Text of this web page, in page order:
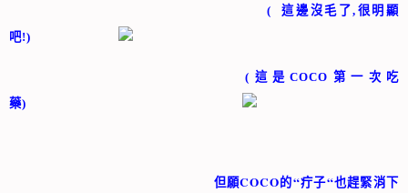
( 這邊沒毛了, 很明顯
吧!)
( 這是COCO 第一次吃
藥)
但願COCO的“疔子“也趕緊消下